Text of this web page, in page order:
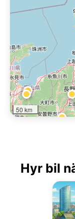
50 km
Hyr bil